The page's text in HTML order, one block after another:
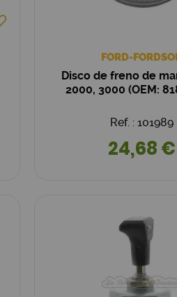
FORD-
Disco de freno de
2000, 3000 (OEM:
Ref. : 101989
24,68 €